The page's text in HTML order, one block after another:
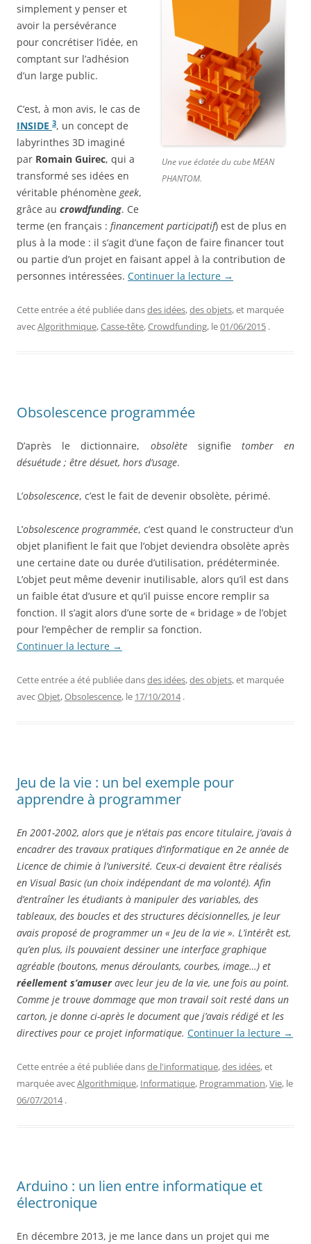
Une vue éclatée du cube MEAN
PHANTOM.
simplement y penser et
avoir la persévérance
pour concrétiser l’idée, en
comptant sur l’adhésion
d’un large public.
C’est, à mon avis, le cas de
INSIDE 3, un concept de
labyrinthes 3D imaginé
par Romain Guirec, qui a
transformé ses idées en
véritable phénomène geek,
grâce au crowdfunding. Ce
terme (en français : financement participatif) est de plus en
plus à la mode : il s’agit d’une façon de faire financer tout
ou partie d’un projet en faisant appel à la contribution de
personnes intéressées. Continuer la lecture →
Cette entrée a été publiée dansdes idées,des objets, et marquée
avecAlgorithmique,Casse-tête,Crowdfunding, le01/06/2015 .
Obsolescence programmée
D’après le dictionnaire, obsolètesignifie tomber en
désuétude ; être désuet, hors d’usage.
L’obsolescence, c’est le fait de devenir obsolète, périmé.
L’obsolescence programmée, c’est quand le constructeur d’un
objet planifient le fait que l’objet deviendra obsolète après
une certaine date ou durée d’utilisation, prédéterminée.
L’objet peut même devenir inutilisable, alors qu’il est dans
un faible état d’usure et qu’il puisse encore remplir sa
fonction. Il s’agit alors d’une sorte de « bridage » de l’objet
pour l’empêcher de remplir sa fonction.
Continuer la lecture →
Cette entrée a été publiée dansdes idées,des objets, et marquée
avecObjet,Obsolescence, le 17/10/2014 .
Jeu de la vie : un bel exemple pour
apprendre à programmer
En 2001-2002, alors que je n’étais pas encore titulaire, j’avais à
encadrer des travaux pratiques d’informatique en 2e année de
Licence de chimie à l’université. Ceux-ci devaient être réalisés
en Visual Basic (un choix indépendant de ma volonté). Afin
d’entraîner les étudiants à manipuler des variables, des
tableaux, des boucles et des structures décisionnelles, je leur
avais proposé de programmer un « Jeu de la vie ». L’intérêt est,
qu’en plus, ils pouvaient dessiner une interface graphique
agréable (boutons, menus déroulants, courbes, image…) et
réellement s’amuseravec leur jeu de la vie, une fois au point.
Comme je trouve dommage que mon travail soit resté dans un
carton, je donne ci-après le document que j’avais rédigé et les
directives pour ce projet informatique. Continuer la lecture →
Cette entrée a été publiée dansde l'informatique,des idées, et
marquée avecAlgorithmique, Informatique, Programmation,Vie, le
06/07/2014 .
Arduino : un lien entre informatique et
électronique
En décembre 2013, je me lance dans un projet qui me